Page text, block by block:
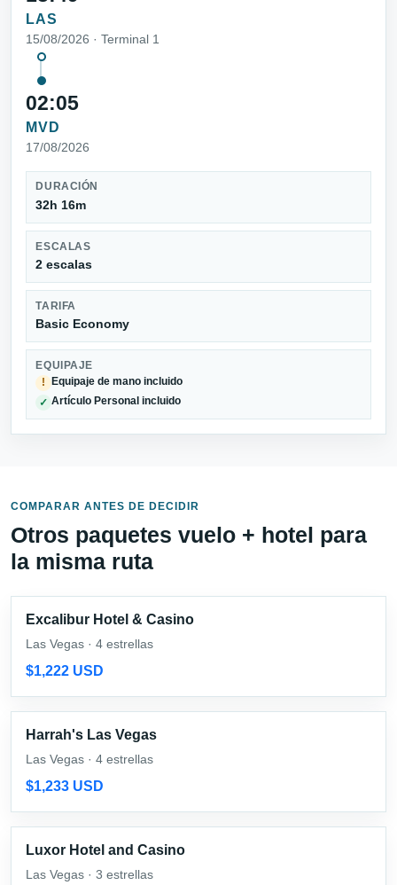
LAS
15/08/2026 · Terminal 1
02:05
MVD
17/08/2026
DURACIÓN
32h 16m
ESCALAS
2 escalas
TARIFA
Basic Economy
EQUIPAJE
!
Equipaje de mano incluido
✓ Artículo Personal incluido
COMPARAR ANTES DE DECIDIR
Otros paquetes vuelo + hotel para
la misma ruta
Excalibur Hotel & Casino
Las Vegas · 4 estrellas
$1,222 USD
Harrah's Las Vegas
Las Vegas · 4 estrellas
$1,233 USD
Luxor Hotel and Casino
Las Vegas · 3 estrellas